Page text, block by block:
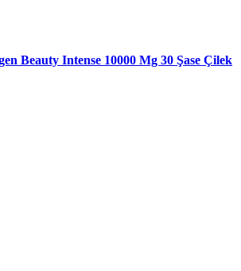
Beauty Intense 10000 Mg 30 Şase Çilek